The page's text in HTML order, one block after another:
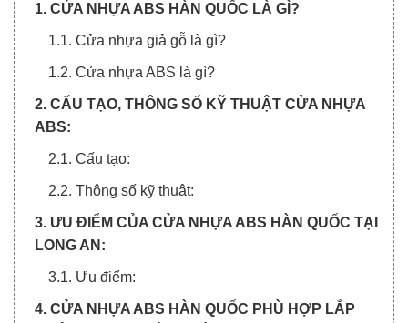
1. CỬA NHỰA ABS HÀN QUỐC LÀ GÌ?
1.1. Cửa nhựa giả gỗ là gì?
1.2. Cửa nhựa ABS là gì?
2. CẤU TẠO, THÔNG SỐ KỸ THUẬT CỬA NHỰA
ABS:
2.1. Cấu tạo:
2.2. Thông số kỹ thuật:
3. ƯU ĐIỂM CỦA CỬA NHỰA ABS HÀN QUỐC TẠI
LONG AN:
3.1. Ưu điểm:
4. CỬA NHỰA ABS HÀN QUỐC PHÙ HỢP LẮP